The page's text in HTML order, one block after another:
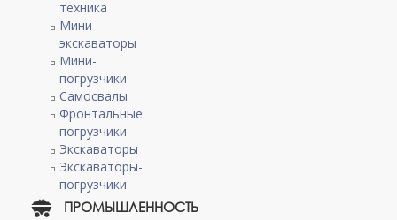
техника
Мини
экскаваторы
Мини-
погрузчики
Самосвалы
Фронтальные
погрузчики
Экскаваторы
Экскаваторы-
погрузчики
ПРОМЫШЛЕННОСТЬ